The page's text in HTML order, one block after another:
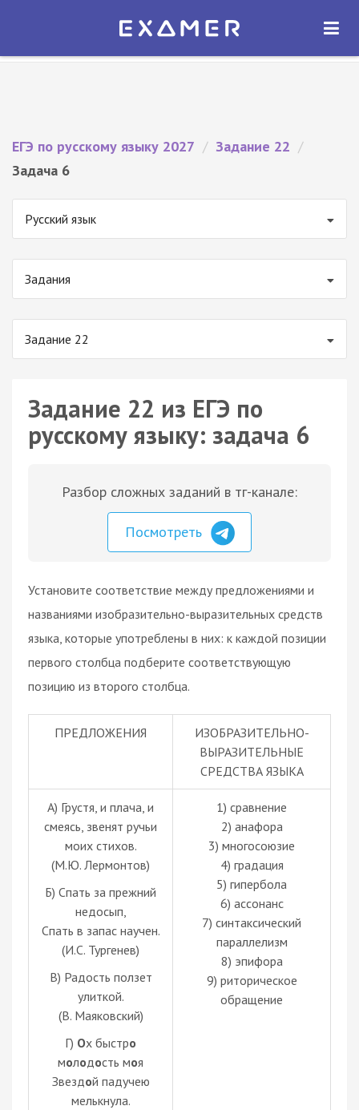
Экзамер — ЕГЭ 2027
ОТКРЫТЬ
ЕГЭ по русскому языку 2027 / Задание 22 /
Задача 6
Русский язык
Задания
Задание 22
Задание 22 из ЕГЭ по
русскому языку: задача 6
Разбор сложных заданий в тг-канале:
Посмотреть
Установите соответствие между предложениями и
названиями изобразительно-выразительных средств
языка, которые употреблены в них: к каждой позиции
первого столбца подберите соответствующую
позицию из второго столбца.
ПРЕДЛОЖЕНИЯ
ИЗОБРАЗИТЕЛЬНО-
ВЫРАЗИТЕЛЬНЫЕ
СРЕДСТВА ЯЗЫКА
А) Грустя, и плача, и
смеясь, звенят ручьи
моих стихов.
(М.Ю. Лермонтов)
Б) Спать за прежний
недосып,
Спать в запас научен.
(И.С. Тургенев)
В) Радость ползет
улиткой.
(В. Маяковский)
Г) Ох быстро
молодость моя
Звездой падучею
мелькнула.
1) сравнение
2) анафора
3) многосоюзие
4) градация
5) гипербола
6) ассонанс
7) синтаксический
параллелизм
8) эпифора
9) риторическое
обращение